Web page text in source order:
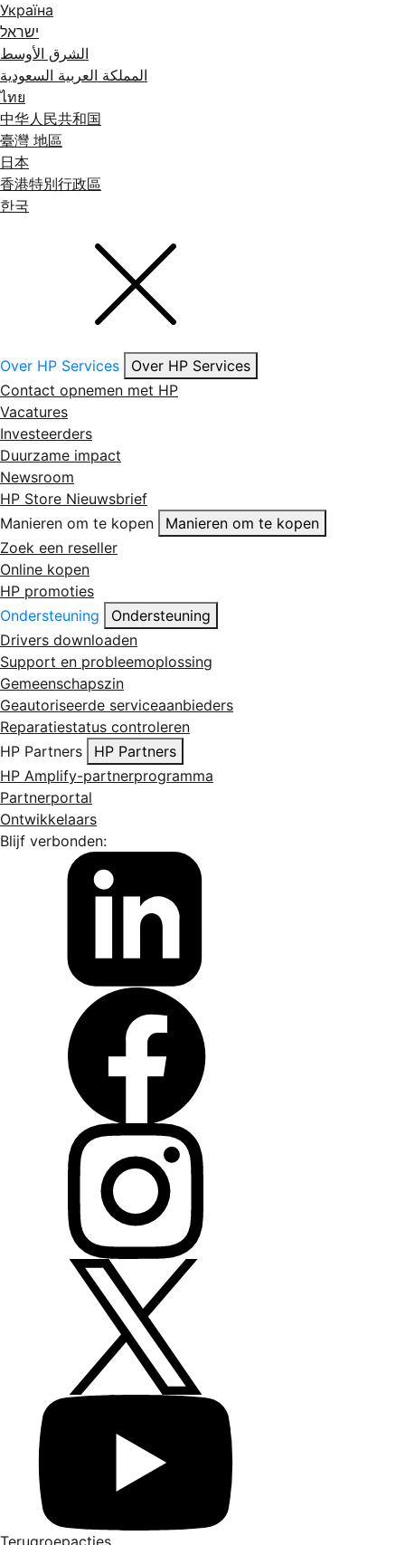
Україна
ישראל
الشرق الأوسط
المملكة العربية السعودية
ไทย
中华人民共和国
臺灣 地區
日本
香港特別行政區
한국
Over HP Services
Over HP Services
Contact opnemen met HP
Vacatures
Investeerders
Duurzame impact
Newsroom
HP Store Nieuwsbrief
Manieren om te kopen
Manieren om te kopen
Zoek een reseller
Online kopen
HP promoties
Ondersteuning
Ondersteuning
Drivers downloaden
Support en probleemoplossing
Gemeenschapszin
Geautoriseerde serviceaanbieders
Reparatiestatus controleren
HP Partners
HP Partners
HP Amplify-partnerprogramma
Partnerportal
Ontwikkelaars
Blijf verbonden:
Terugroepacties